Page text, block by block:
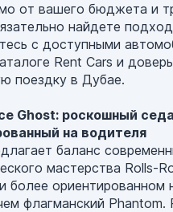
от вашего бюджета и
найдете
с доступными
Rent Cars и
поездку в Дубае.
Ghost: роскошный
на водителя
баланс
мастерства Rolls-
более ориентированном
флагманский Phantom.